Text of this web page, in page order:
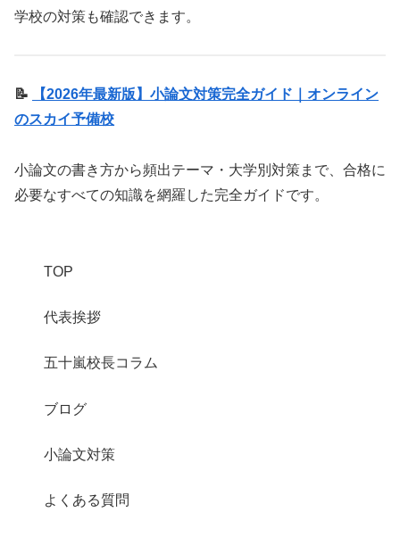
学校の対策も確認できます。
📝
【2026年最新版】小論文対策完全ガイド｜オンライン
のスカイ予備校
小論文の書き方から頻出テーマ・大学別対策まで、合格に
必要なすべての知識を網羅した完全ガイドです。
TOP
代表挨拶
五十嵐校長コラム
ブログ
小論文対策
よくある質問